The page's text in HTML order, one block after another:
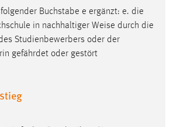
Buchstabe e ergänzt: e. die
in nachhaltiger Weise durch die
Studienbewerbers oder der
gefährdet oder gestört